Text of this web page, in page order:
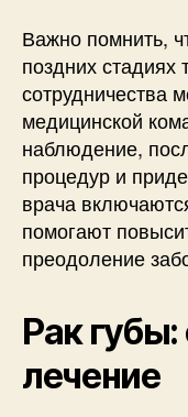
Важно помнить,
поздних стадиях
сотрудничества
медицинской
наблюдение,
процедур и
врача
помогают
преодоление
Рак
лечение